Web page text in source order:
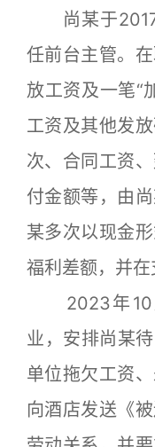
尚某于2017
任前台主管。
放工资及一笔“
工资及其他发
次、合同工资
付金额等，由
某多次以现金
福利差额，并在
2023年10
业，安排尚某
单位拖欠工资
向酒店发送《